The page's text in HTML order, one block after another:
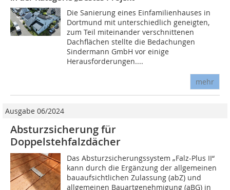
Die Sanierung eines Einfamilienhauses in
Dortmund mit unterschiedlich geneigten,
zum Teil miteinander verschnittenen
Dachflächen stellte die Bedachungen
Sindermann GmbH vor einige
Herausforderungen....
mehr
Ausgabe 06/2024
Absturzsicherung für
Doppelstehfalzdächer
Das Absturzsicherungssystem „Falz-Plus II“
kann durch die Ergänzung der all­gemeinen
bauaufsichtlichen Zulassung (abZ) und
allgemeinen Bauartgenehmigung (aBG) in